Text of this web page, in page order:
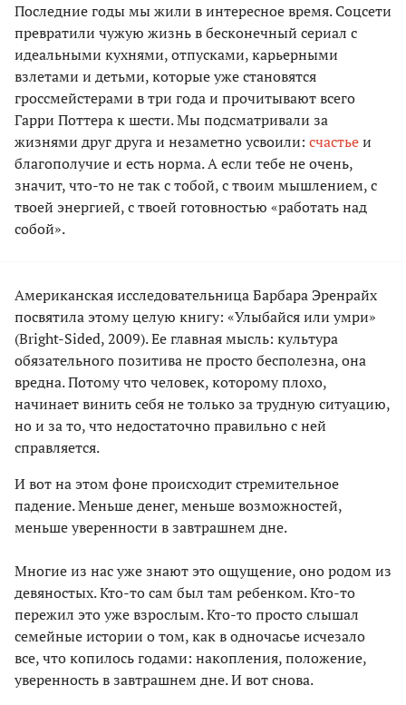
Последние годы мы жили в интересное время. Соцсети
превратили чужую жизнь в бесконечный сериал с
идеальными кухнями, отпусками, карьерными
взлетами и детьми, которые уже становятся
гроссмейстерами в три года и прочитывают всего
Гарри Поттера к шести. Мы подсматривали за
жизнями друг друга и незаметно усвоили: счастьеи
благополучие и есть норма. А если тебе не очень,
значит, что-то не так с тобой, с твоим мышлением, с
твоей энергией, с твоей готовностью «работать над
собой».
Американская исследовательница Барбара Эренрайх
посвятила этому целую книгу: «Улыбайся или умри»
(Bright-Sided, 2009). Ее главная мысль: культура
обязательного позитива не просто бесполезна, она
вредна. Потому что человек, которому плохо,
начинает винить себя не только за трудную ситуацию,
но и за то, что недостаточно правильно с ней
справляется.
И вот на этом фоне происходит стремительное
падение. Меньше денег, меньше возможностей,
меньше уверенности в завтрашнем дне.
Многие из нас уже знают это ощущение, оно родом из
девяностых. Кто-то сам был там ребенком. Кто-то
пережил это уже взрослым. Кто-то просто слышал
семейные истории о том, как в одночасье исчезало
все, что копилось годами: накопления, положение,
уверенность в завтрашнем дне. И вот снова.